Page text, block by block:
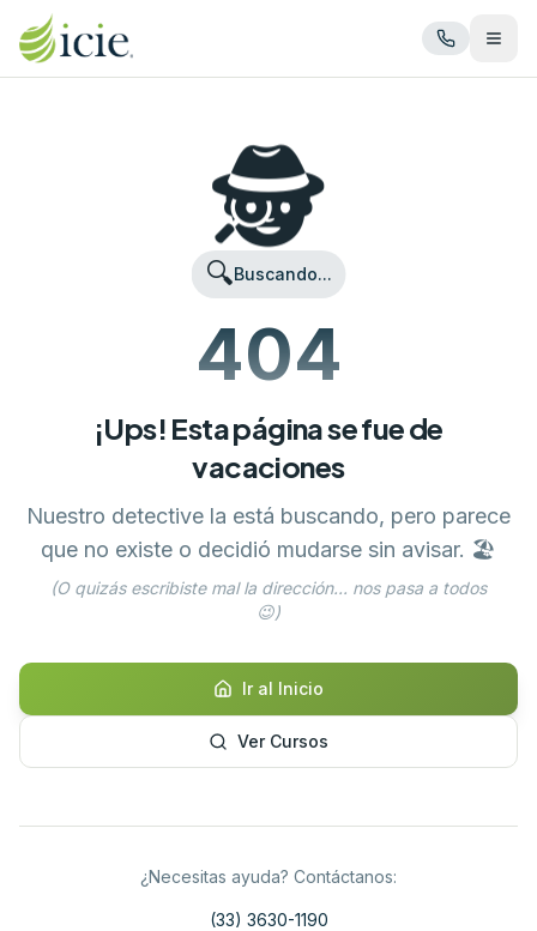
Abrir
🕵️
🔍Buscando...
404
¡Ups! Esta página se fue de
vacaciones
Nuestro detective la está buscando, pero parece
que no existe o decidió mudarse sin avisar. 🏖️
(O quizás escribiste mal la dirección... nos pasa a todos
😉)
Ir al Inicio
Ver Cursos
¿Necesitas ayuda? Contáctanos:
(33) 3630-1190